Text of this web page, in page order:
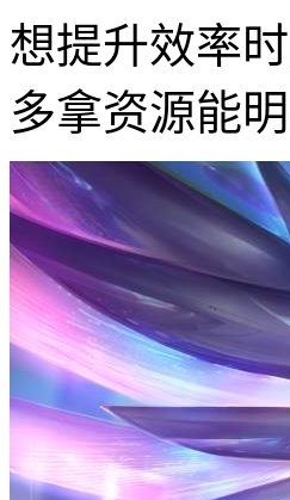
想提升效率
多拿资源能